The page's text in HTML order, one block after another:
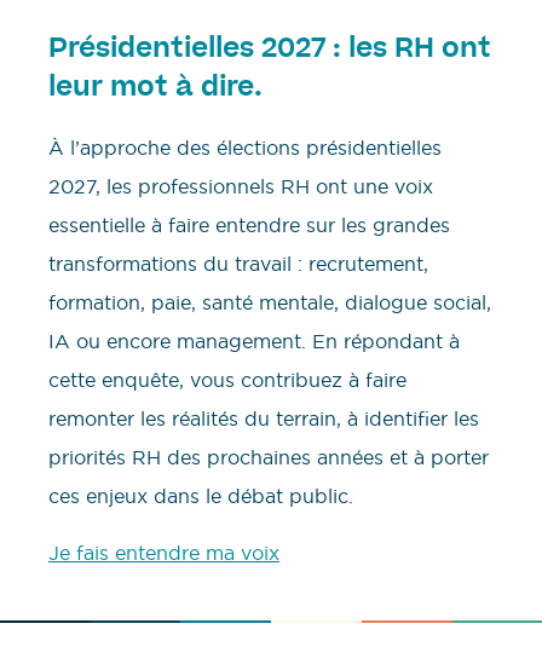
Présidentielles 2027 : les RH ont
leur mot à dire.
À l’approche des élections présidentielles
2027, les professionnels RH ont une voix
essentielle à faire entendre sur les grandes
transformations du travail : recrutement,
formation, paie, santé mentale, dialogue social,
IA ou encore management. En répondant à
cette enquête, vous contribuez à faire
remonter les réalités du terrain, à identifier les
priorités RH des prochaines années et à porter
ces enjeux dans le débat public.
Je fais entendre ma voix